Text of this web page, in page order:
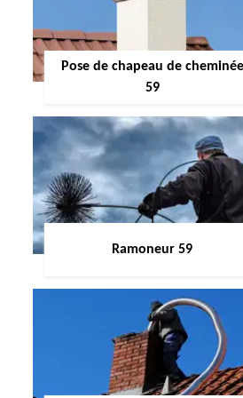
Pose de chapeau de cheminée
59
Ramoneur 59